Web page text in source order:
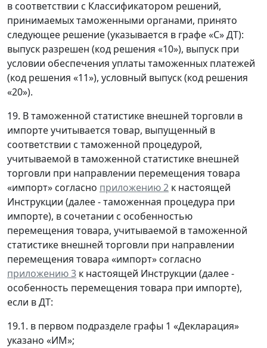
в соответствии с Классификатором решений,
принимаемых таможенными органами, принято
следующее решение (указывается в графе «C» ДТ):
выпуск разрешен (код решения «10»), выпуск при
условии обеспечения уплаты таможенных платежей
(код решения «11»), условный выпуск (код решения
«20»).
19. В таможенной статистике внешней торговли в
импорте учитывается товар, выпущенный в
соответствии с таможенной процедурой,
учитываемой в таможенной статистике внешней
торговли при направлении перемещения товара
«импорт» согласно приложению 2 к настоящей
Инструкции (далее - таможенная процедура при
импорте), в сочетании с особенностью
перемещения товара, учитываемой в таможенной
статистике внешней торговли при направлении
перемещения товара «импорт» согласно
приложению 3 к настоящей Инструкции (далее -
особенность перемещения товара при импорте),
если в ДТ:
19.1. в первом подразделе графы 1 «Декларация»
указано «ИМ»;